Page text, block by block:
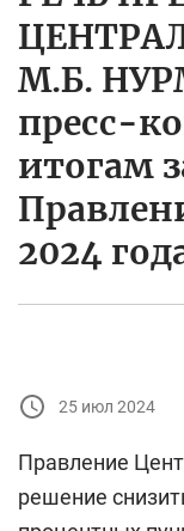
М.Б.
пресс-
итогам
2024
25 июл 2024
Правление
решение